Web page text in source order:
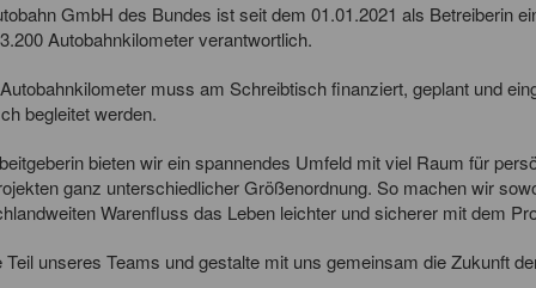
GmbH des Bundes ist seit dem 01.01.2021 als Betreiberin
Autobahnkilometer verantwortlich.
muss am Schreibtisch finanziert, geplant und
begleitet werden.
bieten wir ein spannendes Umfeld mit viel Raum für
ganz unterschiedlicher Größenordnung. So machen wir
Warenfluss das Leben leichter und sicherer mit dem
Teil unseres Teams und gestalte mit uns gemeinsam die Zukunft